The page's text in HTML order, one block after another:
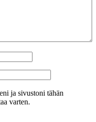
ja sivustoni tähän
varten.